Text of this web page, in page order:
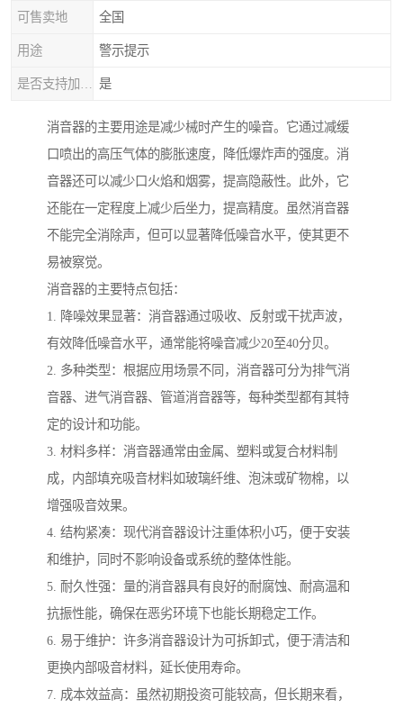
可售卖地 全国
用途 警示提示
是
消音器的主要用途是减少械时产生的噪音。它通过减缓
口喷出的高压气体的膨胀速度，降低爆炸声的强度。消
音器还可以减少口火焰和烟雾，提高隐蔽性。此外，它
还能在一定程度上减少后坐力，提高精度。虽然消音器
不能完全消除声，但可以显著降低噪音水平，使其更不
易被察觉。
消音器的主要特点包括：
1. 降噪效果显著：消音器通过吸收、反射或干扰声波，
有效降低噪音水平，通常能将噪音减少20至40分贝。
2. 多种类型：根据应用场景不同，消音器可分为排气消
音器、进气消音器、管道消音器等，每种类型都有其特
定的设计和功能。
3. 材料多样：消音器通常由金属、塑料或复合材料制
成，内部填充吸音材料如玻璃纤维、泡沫或矿物棉，以
增强吸音效果。
4. 结构紧凑：现代消音器设计注重体积小巧，便于安装
和维护，同时不影响设备或系统的整体性能。
5. 耐久性强：量的消音器具有良好的耐腐蚀、耐高温和
抗振性能，确保在恶劣环境下也能长期稳定工作。
6. 易于维护：许多消音器设计为可拆卸式，便于清洁和
更换内部吸音材料，延长使用寿命。
7. 成本效益高：虽然初期投资可能较高，但长期来看，